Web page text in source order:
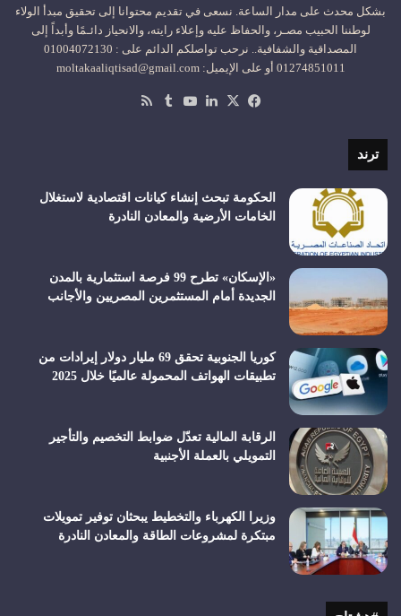
بشكل محدث على مدار الساعة. نسعى في تقديم محتوانا إلى تحقيق مبدأ الولاء
لوطننا الحبيب مصـر، والحفاظ عليه وإعلاء رايته، والانحياز دائـمًا وأبداً إلى
المصداقية والشفافية.. نرحب تواصلكم الدائم على : 01004072130
01274851011 أو على الإيميل: moltakaaliqtisad@gmail.com
فيسبوك
‫X لينكدإن‫YouTube
ترند
الحكومة تبحث إنشاء كيانات اقتصادية لاستغلال
الخامات الأرضية والمعادن النادرة
«الإسكان» تطرح 99 فرصة استثمارية بالمدن
الجديدة أمام المستثمرين المصريين والأجانب
كوريا الجنوبية تحقق 69 مليار دولار إيرادات من
تطبيقات الهواتف المحمولة عالميًا خلال 2025
الرقابة المالية تعدّل ضوابط التخصيم والتأجير
التمويلي بالعملة الأجنبية
وزيرا الكهرباء والتخطيط يبحثان توفير تمويلات
مبتكرة لمشروعات الطاقة والمعادن النادرة